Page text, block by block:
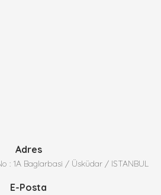
Adres
: 1A Baglarbasi / Üsküdar / ISTANBUL
E-Posta